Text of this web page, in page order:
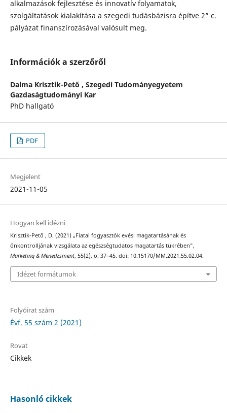
alkalmazások fejlesztése és innovatív folyamatok,
szolgáltatások kialakítása a szegedi tudásbázisra építve 2” c.
pályázat finanszírozásával valósult meg.
Információk a szerzőről
Dalma Krisztik-Pető , Szegedi Tudományegyetem
Gazdaságtudományi Kar
PhD hallgató
PDF
Megjelent
2021-11-05
Hogyan kell idézni
Krisztik-Pető , D. (2021) „Fiatal fogyasztók evési magatartásának és
önkontrolljának vizsgálata az egészségtudatos magatartás tükrében”,
Marketing & Menedzsment, 55(2), o. 37–45. doi: 10.15170/MM.2021.55.02.04.
Idézet formátumok
Folyóirat szám
Évf. 55 szám 2 (2021)
Rovat
Cikkek
Hasonló cikkek